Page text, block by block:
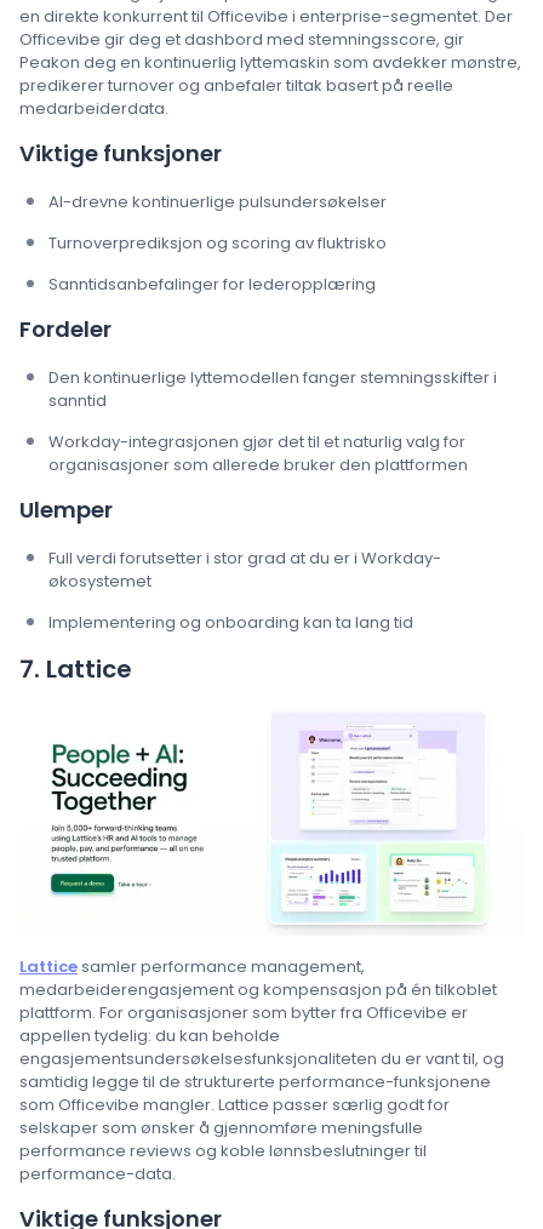
en direkte konkurrent til Officevibe i enterprise-segmentet. Der
Officevibe gir deg et dashbord med stemningsscore, gir
Peakon deg en kontinuerlig lyttemaskin som avdekker mønstre,
predikerer turnover og anbefaler tiltak basert på reelle
medarbeiderdata.
Viktige funksjoner
AI-drevne kontinuerlige pulsundersøkelser
Turnoverprediksjon og scoring av fluktrisko
Sanntidsanbefalinger for lederopplæring
Fordeler
Den kontinuerlige lyttemodellen fanger stemningsskifter i
sanntid
Workday-integrasjonen gjør det til et naturlig valg for
organisasjoner som allerede bruker den plattformen
Ulemper
Full verdi forutsetter i stor grad at du er i Workday-
økosystemet
Implementering og onboarding kan ta lang tid
7. Lattice
Latticesamler performance management,
medarbeiderengasjement og kompensasjon på én tilkoblet
plattform. For organisasjoner som bytter fra Officevibe er
appellen tydelig: du kan beholde
engasjementsundersøkelsesfunksjonaliteten du er vant til, og
samtidig legge til de strukturerte performance-funksjonene
som Officevibe mangler. Lattice passer særlig godt for
selskaper som ønsker å gjennomføre meningsfulle
performance reviews og koble lønnsbeslutninger til
performance-data.
Viktige funksjoner